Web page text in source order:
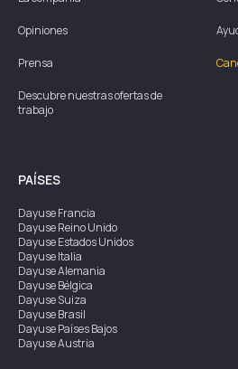
Opiniones
Prensa
Descubre nuestras ofertas de
trabajo
PAÍSES
DayuseFrancia
DayuseReino Unido
DayuseEstados Unidos
DayuseItalia
DayuseAlemania
DayuseBélgica
DayuseSuiza
DayuseBrasil
DayusePaíses Bajos
DayuseAustria